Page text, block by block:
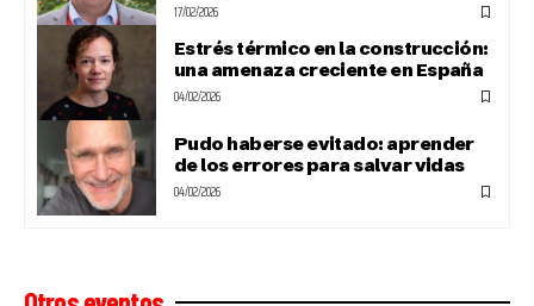
17/02/2026
Estrés térmico en la construcción:
una amenaza creciente en España
04/02/2026
Pudo haberse evitado: aprender
de los errores para salvar vidas
04/02/2026